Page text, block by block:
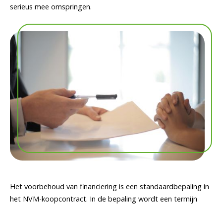
serieus mee omspringen.
Het voorbehoud van financiering is een standaardbepaling in
het NVM-koopcontract. In de bepaling wordt een termijn